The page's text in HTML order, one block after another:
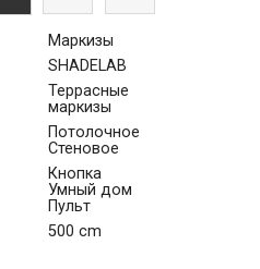
Маркизы
SHADELAB
Террасные
маркизы
Потолочное
Стеновое
Кнопка
Умный дом
Пульт
500 cm